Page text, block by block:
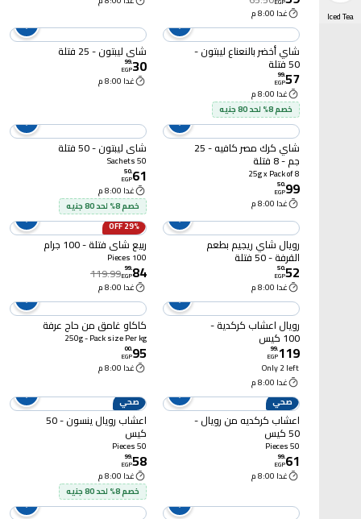
Iced Tea غدا 8:00 م
شاي أخضر بالنعناع ليبتون -
50 فتلة
57
.
99
EGP
غدا 8:00 م
خصم 8% لحد 80 جنيه
شاي ليبتون - 25 فتلة
30
.
99
EGP
غدا 8:00 م
شاي كرك مصر كافيه - 25
جم - 8 فتلة
25g x Pack of 8
99
.
50
EGP
غدا 8:00 م
شاي ليبتون - 50 فتلة
50 Sachets
61
.
50
EGP
غدا 8:00 م
خصم 8% لحد 80 جنيه
رويال شاي ريجيم بطعم
القرفة - 50 فتلة
52
.
50
EGP
غدا 8:00 م
29% OFF
ربيع شاي فتلة - 100 جرام
100 Pieces
84
.
99
EGP
119.99
غدا 8:00 م
رويال اعشاب كركدية -
100 كيس
119
.
99
EGP
Only 2 left
غدا 8:00 م
كاكاو غامق من حاج عرفة
250g - Pack size Per kg
95
.
00
EGP
غدا 8:00 م
صحي
اعشاب كركديه من رويال -
50 كيس
50 Pieces
61
.
99
EGP
غدا 8:00 م
صحي
اعشاب رويال ينسون - 50
كيس
50 Pieces
58
.
99
EGP
غدا 8:00 م
خصم 8% لحد 80 جنيه